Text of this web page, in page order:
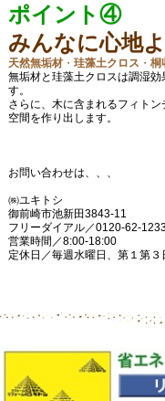
ポイント④
みんなに心地
天然無垢材・ 珪藻土クロス ・ 桐
無垢材と珪藻土クロスは調湿
す。
さらに、木に含まれるフィト
空間を作り出します。
お問い合わせは、、、
㈱ユキトシ
御前崎市池新田3843-11
フリーダイアル／0120-62-
営業時間／8:00-18:00
定休日／毎週水曜日、第１第３